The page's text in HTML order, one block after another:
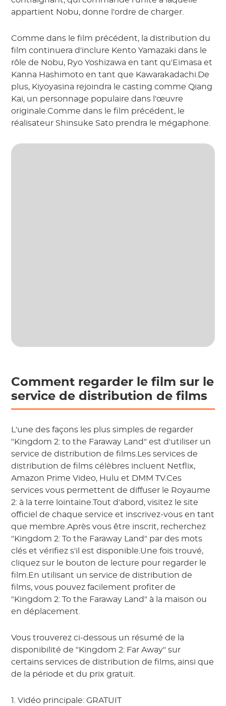
appartient Nobu, donne l'ordre de charger.
Comme dans le film précédent, la distribution du
film continuera d'inclure Kento Yamazaki dans le
rôle de Nobu, Ryo Yoshizawa en tant qu'Eimasa et
Kanna Hashimoto en tant que Kawarakadachi.De
plus, Kiyoyasina rejoindra le casting comme Qiang
Kai, un personnage populaire dans l'œuvre
originale.Comme dans le film précédent, le
réalisateur Shinsuke Sato prendra le mégaphone.
Comment regarder le film sur le
service de distribution de films
L'une des façons les plus simples de regarder
"Kingdom 2: to the Faraway Land" est d'utiliser un
service de distribution de films.Les services de
distribution de films célèbres incluent Netflix,
Amazon Prime Video, Hulu et DMM TV.Ces
services vous permettent de diffuser le Royaume
2: à la terre lointaine.Tout d'abord, visitez le site
officiel de chaque service et inscrivez-vous en tant
que membre.Après vous être inscrit, recherchez
"Kingdom 2: To the Faraway Land" par des mots
clés et vérifiez s'il est disponible.Une fois trouvé,
cliquez sur le bouton de lecture pour regarder le
film.En utilisant un service de distribution de
films, vous pouvez facilement profiter de
"Kingdom 2: To the Faraway Land" à la maison ou
en déplacement.
Vous trouverez ci-dessous un résumé de la
disponibilité de "Kingdom 2: Far Away" sur
certains services de distribution de films, ainsi que
de la période et du prix gratuit.
1. Vidéo principale: GRATUIT